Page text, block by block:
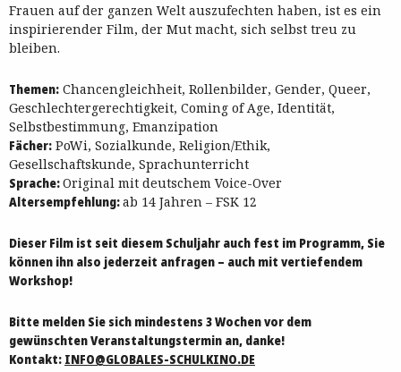
Frauen auf der ganzen Welt auszufechten haben, ist es ein
inspirierender Film, der Mut macht, sich selbst treu zu
bleiben.
Themen: Chancengleichheit, Rollenbilder, Gender, Queer,
Geschlechtergerechtigkeit, Coming of Age, Identität,
Selbstbestimmung, Emanzipation
Fächer: PoWi, Sozialkunde, Religion/Ethik,
Gesellschaftskunde, Sprachunterricht
Sprache:Original mit deutschem Voice-Over
Altersempfehlung:ab 14 Jahren – FSK 12
Dieser Film ist seit diesem Schuljahr auch fest im Programm, Sie
können ihn also jederzeit anfragen – auch mit vertiefendem
Workshop!
Bitte melden Sie sich mindestens 3 Wochen vor dem
gewünschten Veranstaltungstermin an, danke!
Kontakt: INFO@GLOBALES-SCHULKINO.DE